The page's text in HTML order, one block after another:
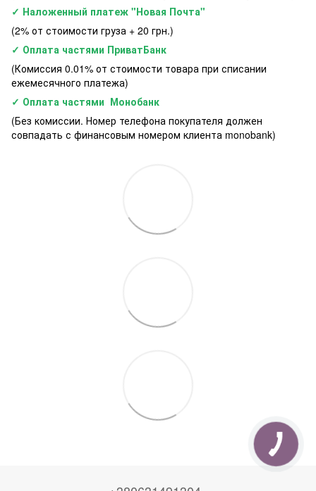
✓ Наложенный платеж "Новая Почта"
(2% от стоимости груза + 20 грн.)
✓ Оплата частями ПриватБанк
(Комиссия 0.01% от стоимости товара при списании
ежемесячного платежа)
✓ Оплата частями Монобанк
(Без комиссии. Номер телефона покупателя должен
совпадать с финансовым номером клиента monobank)